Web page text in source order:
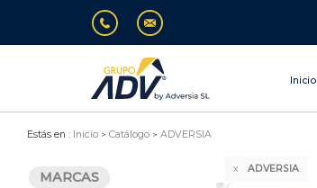
Inicio
Estás en : Inicio Catálogo ADVERSIA
MARCAS
ADVERSIA